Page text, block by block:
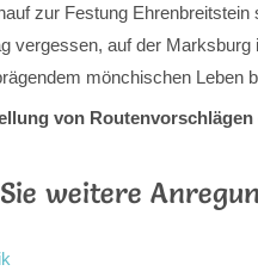
zur Festung
vergessen, auf der
mönchischen Leben
von
weitere